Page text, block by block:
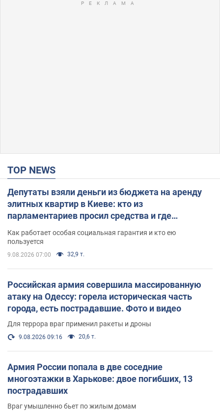
TOP NEWS
Депутаты взяли деньги из бюджета на аренду
элитных квартир в Киеве: кто из
парламентариев просил средства и где
поселился
Как работает особая социальная гарантия и кто ею
пользуется
9.08.2026 07:00 32,9 т.
Российская армия совершила массированную
атаку на Одессу: горела историческая часть
города, есть пострадавшие. Фото и видео
Для террора враг применил ракеты и дроны
9.08.2026 09:16 20,6 т.
Армия России попала в две соседние
многоэтажки в Харькове: двое погибших, 13
пострадавших
Враг умышленно бьет по жилым домам